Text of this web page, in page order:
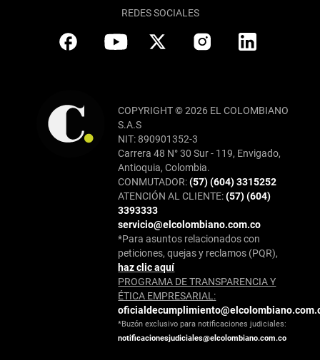
REDES SOCIALES
COPYRIGHT © 2026 EL COLOMBIANO
S.A.S
NIT: 890901352-3
Carrera 48 N° 30 Sur - 119, Envigado,
Antioquia, Colombia.
CONMUTADOR:(57) (604) 3315252
ATENCIÓN AL CLIENTE:(57) (604)
3393333
servicio@elcolombiano.com.co
*Para asuntos relacionados con
peticiones, quejas y reclamos (PQR),
haz clic aquí
PROGRAMA DE TRANSPARENCIA Y
ÉTICA EMPRESARIAL:
*Buzón exclusivo para notificaciones judiciales:
notificacionesjudiciales@elcolombiano.com.co